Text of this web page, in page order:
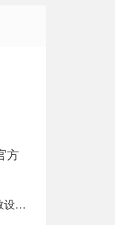
方
直播间搭建 | 索尼A7M4直播参数设置_清晰高画质